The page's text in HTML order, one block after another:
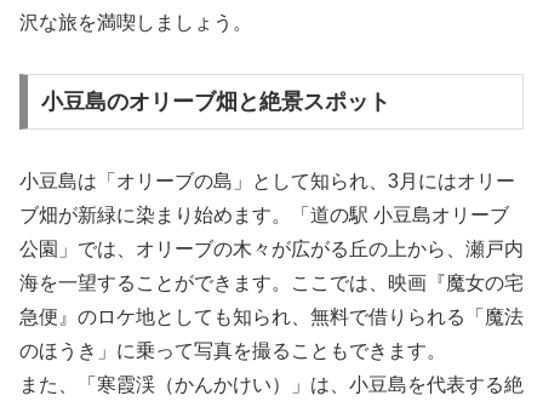
沢な旅を満喫しましょう。
小豆島のオリーブ畑と絶景スポット
小豆島は「オリーブの島」として知られ、3月にはオリー
ブ畑が新緑に染まり始めます。「道の駅 小豆島オリーブ
公園」では、オリーブの木々が広がる丘の上から、瀬戸内
海を一望することができます。ここでは、映画『魔女の宅
急便』のロケ地としても知られ、無料で借りられる「魔法
のほうき」に乗って写真を撮ることもできます。
また、「寒霞渓（かんかけい）」は、小豆島を代表する絶